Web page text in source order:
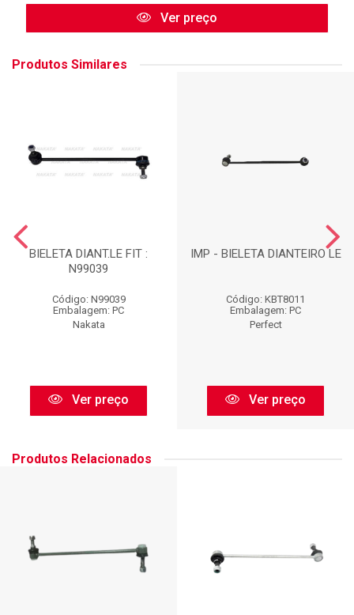
Ver preço
Produtos Similares
BIELETA DIANT.LE FIT :
N99039
Código: N99039
Embalagem: PC
Nakata
Ver preço
IMP - BIELETA DIANTEIRO LE
Código: KBT8011
Embalagem: PC
Perfect
Ver preço
Produtos Relacionados